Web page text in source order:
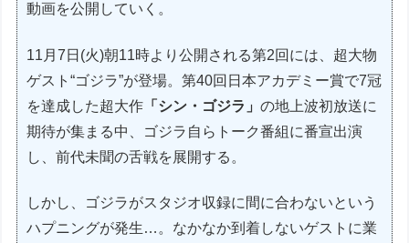
動画を公開していく。
11月7日(火)朝11時より公開される第2回には、超大物
ゲスト“ゴジラ”が登場。第40回日本アカデミー賞で7冠
を達成した超大作 「シン・ゴジラ」の地上波初放送に
期待が集まる中、ゴジラ自らトーク番組に番宣出演
し、前代未聞の舌戦を展開する。
しかし、ゴジラがスタジオ収録に間に合わないという
ハプニングが発生…。なかなか到着しないゲストに業